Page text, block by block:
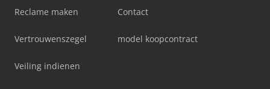
Reclame maken
Vertrouwenszegel
Veiling indienen
Contact
model koopcontract